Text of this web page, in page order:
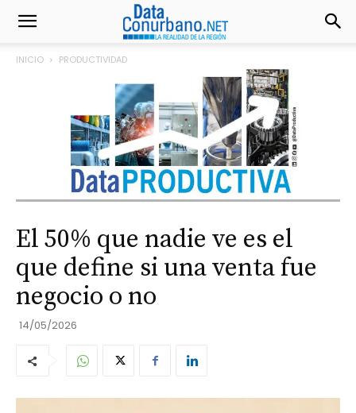
INICIO PRODUCTIVIDAD
El 50% que nadie ve es el
que define si una venta fue
negocio o no
14/05/2026